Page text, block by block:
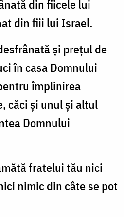
din fiicele lui
din fiii lui Israel.
şi preţul de
în casa Domnului
împlinirea
căci şi unul şi altul
Domnului
fratelui tău nici
nimic din câte se pot